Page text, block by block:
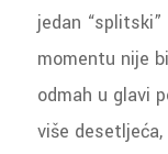
jedan
momentu nije
odmah u glavi
više